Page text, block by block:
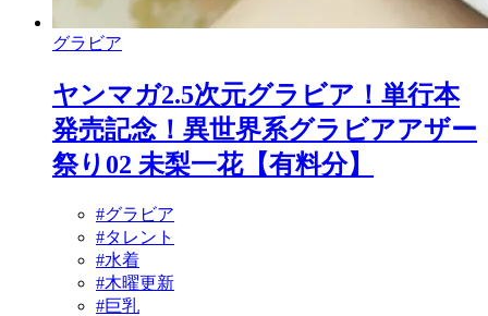
グラビア
ヤンマガ2.5次元グラビア！単行本
発売記念！異世界系グラビアアザー
祭り02 未梨一花【有料分】
#グラビア
#タレント
#水着
#木曜更新
#巨乳